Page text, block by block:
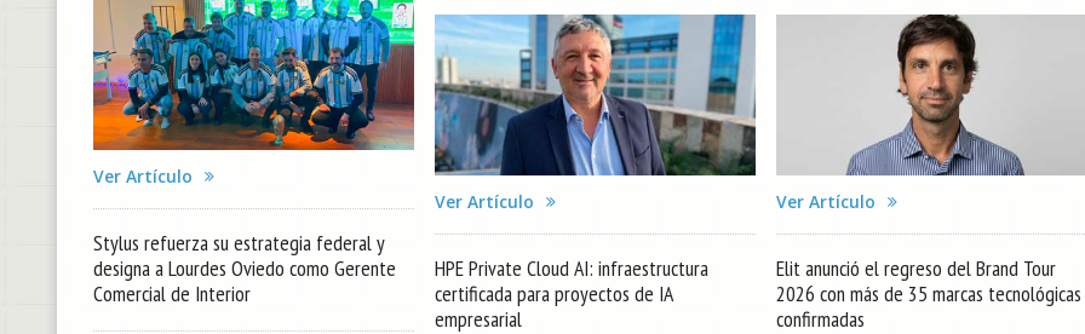
Ver Artículo
Stylus refuerza su estrategia federal y
designa a Lourdes Oviedo como Gerente
Comercial de Interior
Ver Artículo
HPE Private Cloud AI: infraestructura
certificada para proyectos de IA
empresarial
Ver Artículo
Elit anunció el regreso del Brand Tour
2026 con más de 35 marcas tecnológicas
confirmadas